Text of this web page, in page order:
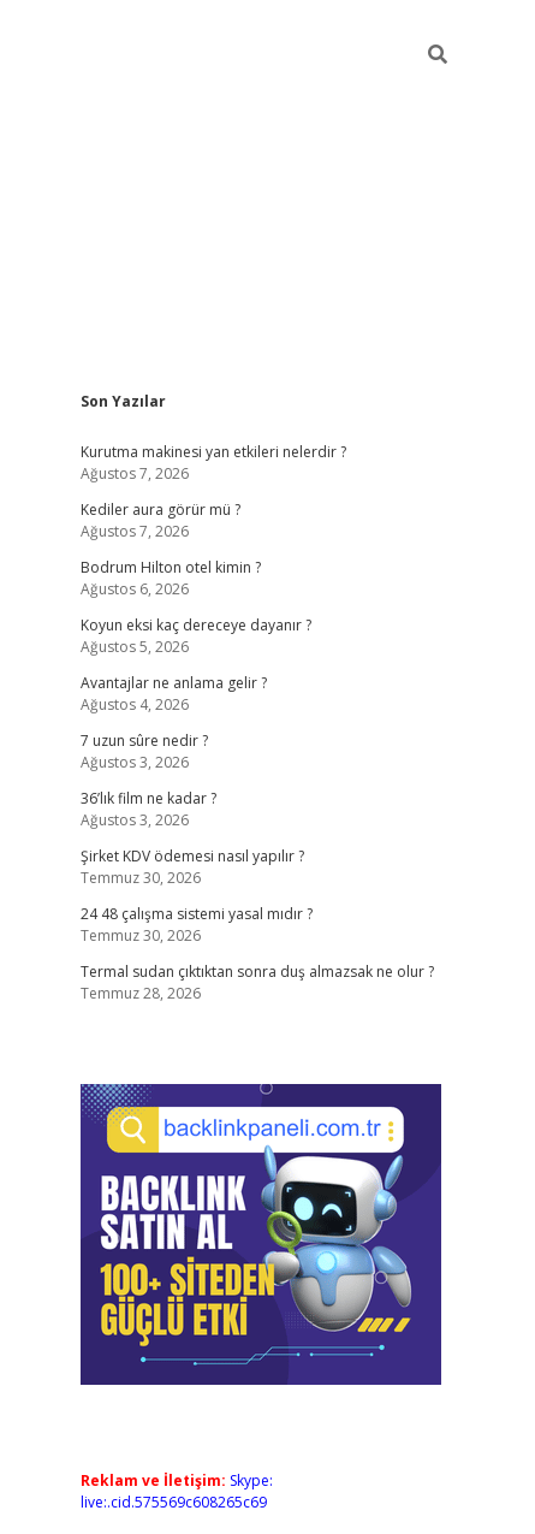
Sidebar
Son Yazılar
Kurutma makinesi yan etkileri nelerdir ?
Ağustos 7, 2026
Kediler aura görür mü ?
Ağustos 7, 2026
Bodrum Hilton otel kimin ?
Ağustos 6, 2026
Koyun eksi kaç dereceye dayanır ?
Ağustos 5, 2026
Avantajlar ne anlama gelir ?
Ağustos 4, 2026
7 uzun sûre nedir ?
Ağustos 3, 2026
36’lık film ne kadar ?
Ağustos 3, 2026
Şirket KDV ödemesi nasıl yapılır ?
Temmuz 30, 2026
24 48 çalışma sistemi yasal mıdır ?
Temmuz 30, 2026
Termal sudan çıktıktan sonra duş almazsak ne olur ?
Temmuz 28, 2026
Reklam ve İletişim: Skype:
live:.cid.575569c608265c69
betcipiabellacasino sitesi